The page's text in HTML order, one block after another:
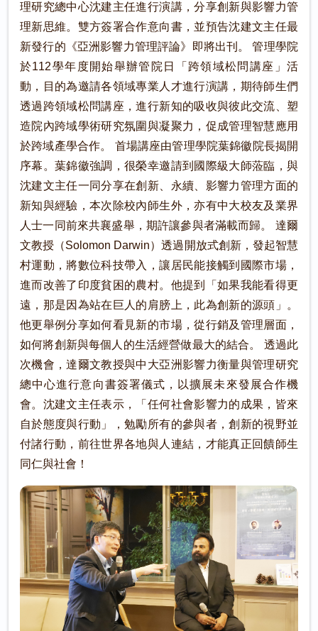
理研究總中心沈建主任進行演講，分享創新與影響力管
理新思維。雙方簽署合作意向書，並預告沈建文主任最
新發行的《亞洲影響力管理評論》即將出刊。 管理學院
於112學年度開始舉辦管院日「跨領域松問講座」活
動，目的為邀請各領域專業人才進行演講，期待師生們
透過跨領域松問講座，進行新知的吸收與彼此交流、塑
造院內跨域學術研究氛圍與凝聚力，促成管理智慧應用
於跨域產學合作。 首場講座由管理學院葉錦徽院長揭開
序幕。葉錦徽強調，很榮幸邀請到國際級大師蒞臨，與
沈建文主任一同分享在創新、永續、影響力管理方面的
新知與經驗，本次除校內師生外，亦有中大校友及業界
人士一同前來共襄盛舉，期許讓參與者滿載而歸。 達爾
文教授（Solomon Darwin）透過開放式創新，發起智慧
村運動，將數位科技帶入，讓居民能接觸到國際市場，
進而改善了印度貧困的農村。他提到「如果我能看得更
遠，那是因為站在巨人的肩膀上，此為創新的源頭」。
他更舉例分享如何看見新的市場，從行銷及管理層面，
如何將創新與每個人的生活經營做最大的結合。 透過此
次機會，達爾文教授與中大亞洲影響力衡量與管理研究
總中心進行意向書簽署儀式，以擴展未來發展合作機
會。沈建文主任表示，「任何社會影響力的成果，皆來
自於態度與行動」，勉勵所有的參與者，創新的視野並
付諸行動，前往世界各地與人連結，才能真正回饋師生
同仁與社會！